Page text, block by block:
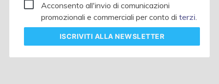
Acconsento all'invio di comunicazioni
promozionali e commerciali per conto diterzi.
ISCRIVITI ALLA NEWSLETTER